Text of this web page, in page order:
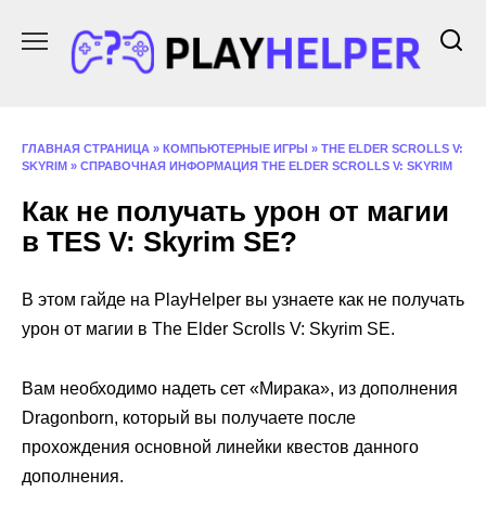
содержанию
ГЛАВНАЯ СТРАНИЦА » КОМПЬЮТЕРНЫЕ ИГРЫ » THE ELDER SCROLLS V:
SKYRIM » СПРАВОЧНАЯ ИНФОРМАЦИЯ THE ELDER SCROLLS V: SKYRIM
Как не получать урон от магии
в TES V: Skyrim SE?
В этом гайде на PlayHelper вы узнаете как не получать
урон от магии в The Elder Scrolls V: Skyrim SE.
Вам необходимо надеть сет «Мирака», из дополнения
Dragonborn, который вы получаете после
прохождения основной линейки квестов данного
дополнения.